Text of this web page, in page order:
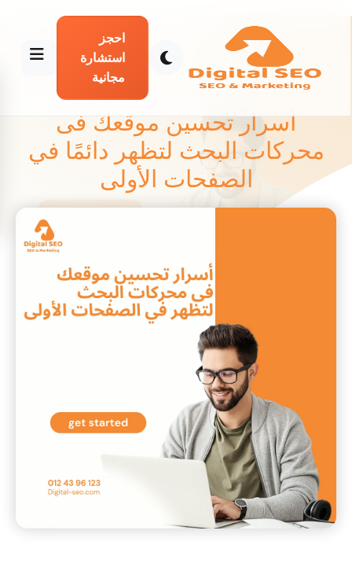
احجز
استشارة
مجانية
أسرار تحسين موقعك فى
محركات البحث لتظهر دائمًا في
الصفحات الأولى